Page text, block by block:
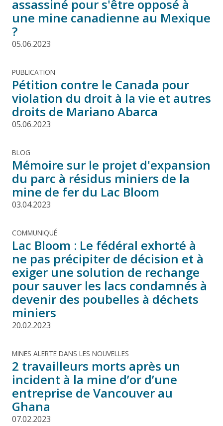
assassiné pour s'être opposé à
une mine canadienne au Mexique
?
05.06.2023
PUBLICATION
Pétition contre le Canada pour
violation du droit à la vie et autres
droits de Mariano Abarca
05.06.2023
BLOG
Mémoire sur le projet d'expansion
du parc à résidus miniers de la
mine de fer du Lac Bloom
03.04.2023
COMMUNIQUÉ
Lac Bloom : Le fédéral exhorté à
ne pas précipiter de décision et à
exiger une solution de rechange
pour sauver les lacs condamnés à
devenir des poubelles à déchets
miniers
20.02.2023
MINES ALERTE DANS LES NOUVELLES
2 travailleurs morts après un
incident à la mine d’or d’une
entreprise de Vancouver au
Ghana
07.02.2023